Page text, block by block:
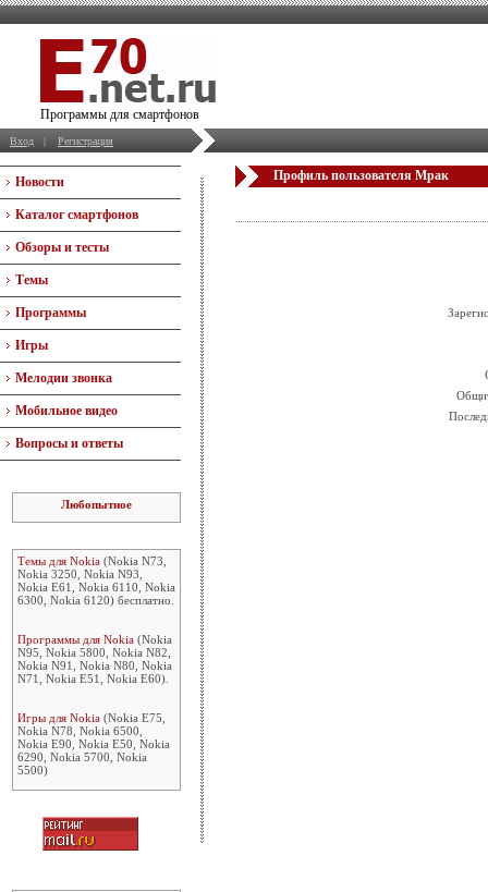
Программы для смартфонов
Вход | Регистрация
Новости
Каталог смартфонов
Обзоры и тесты
Темы
Программы
Игры
Мелодии звонка
Мобильное видео
Вопросы и ответы
Любопытное
Темы для Nokia (Nokia N73,
Nokia 3250, Nokia N93,
Nokia E61, Nokia 6110, Nokia
6300, Nokia 6120) бесплатно.
Программы для Nokia (Nokia
N95, Nokia 5800, Nokia N82,
Nokia N91, Nokia N80, Nokia
N71, Nokia E51, Nokia E60).
Игры для Nokia (Nokia E75,
Nokia N78, Nokia 6500,
Nokia E90, Nokia E50, Nokia
6290, Nokia 5700, Nokia
5500)
Профиль пользователя Мрак